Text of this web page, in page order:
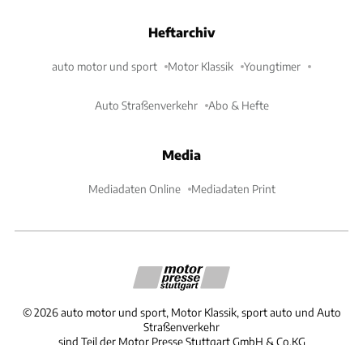
Heftarchiv
auto motor und sport Motor Klassik Youngtimer
Auto Straßenverkehr Abo & Hefte
Media
Mediadaten Online Mediadaten Print
©2026 auto motor und sport, Motor Klassik, sport auto und Auto
Straßenverkehr
sind Teil der Motor Presse Stuttgart GmbH & Co.KG